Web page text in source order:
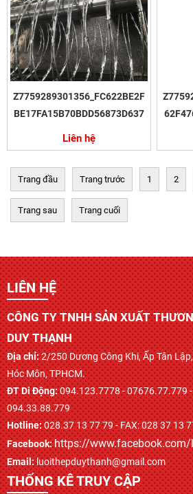
Z7759289301356_FC622BE2F
BE17FA15B70BDD56873D637
Liên hệ
Trang đầu Trang trước 1 2
Trang sau Trang cuối
LIÊN HỆ
CÔNG TY TNHH SẢN XUẤT
DUY THẠNH
Địa chỉ:2/250 Dương Công Khi, Ấp Tân
Hóc Môn, TPHCM.
ĐT Di Động:094.123.7778 - 07676.77.779
094.33.88.779
Hotline:028.37 13 77 79 - FAX: 028 37 13
Facebook: https://
Email:luoithepduythanh@gmail.com
THỐNG KÊ TRUY CẬP